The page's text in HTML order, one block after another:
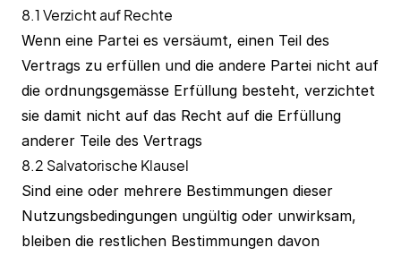
8.1 Verzicht auf Rechte
Wenn eine Partei es versäumt, einen Teil des
Vertrags zu erfüllen und die andere Partei nicht auf
die ordnungsgemässe Erfüllung besteht, verzichtet
sie damit nicht auf das Recht auf die Erfüllung
anderer Teile des Vertrags
8.2 Salvatorische Klausel
Sind eine oder mehrere Bestimmungen dieser
Nutzungsbedingungen ungültig oder unwirksam,
bleiben die restlichen Bestimmungen davon